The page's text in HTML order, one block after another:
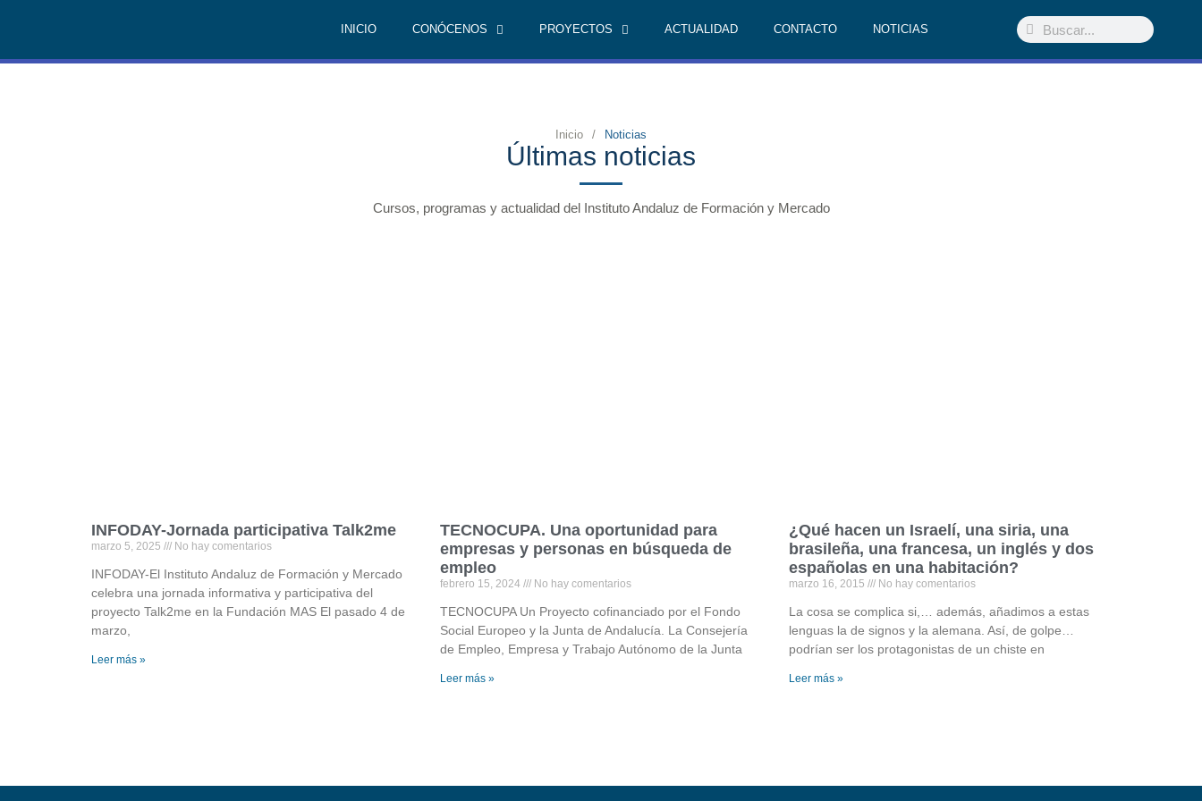
INICIO CONÓCENOS PROYECTOS ACTUALIDAD CONTACTO NOTICIAS
Inicio / Noticias
Últimas noticias
Cursos, programas y actualidad del Instituto Andaluz de Formación y Mercado
INFODAY-Jornada participativa Talk2me
marzo 5, 2025 No hay comentarios
INFODAY-El Instituto Andaluz de Formación y Mercado
celebra una jornada informativa y participativa del
proyecto Talk2me en la Fundación MAS El pasado 4 de
marzo,
Leer más »
TECNOCUPA. Una oportunidad para
empresas y personas en búsqueda de
empleo
febrero 15, 2024 No hay comentarios
TECNOCUPA Un Proyecto cofinanciado por el Fondo
Social Europeo y la Junta de Andalucía. La Consejería
de Empleo, Empresa y Trabajo Autónomo de la Junta
Leer más »
¿Qué hacen un Israelí, una siria, una
brasileña, una francesa, un inglés y dos
españolas en una habitación?
marzo 16, 2015 No hay comentarios
La cosa se complica si,… además, añadimos a estas
lenguas la de signos y la alemana. Así, de golpe…
podrían ser los protagonistas de un chiste en
Leer más »